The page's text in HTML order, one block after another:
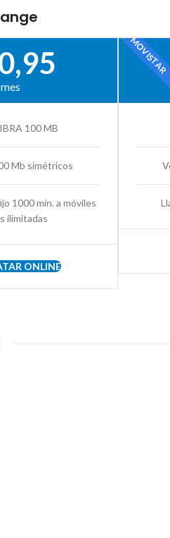
mes
100 MB
Mb simétricos
1000 min. a móviles
ilimitadas
ONLINE
MOVISTAR